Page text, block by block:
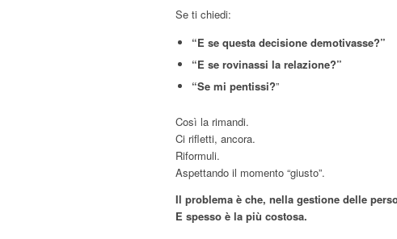
Se ti chiedi:
“E se questa decisione demotivasse?”
“E se rovinassi la relazione?”
“Se mi pentissi?”
Così la rimandi.
Ci rifletti, ancora.
Riformuli.
Aspettando il momento “giusto”.
Il problema è che, nella gestione delle
E spesso è la più costosa.